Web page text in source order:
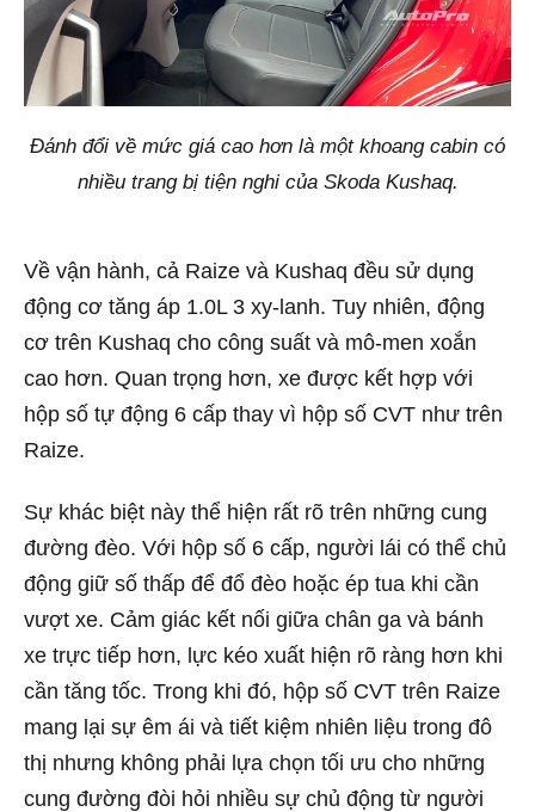
Đánh đổi về mức giá cao hơn là một khoang cabin có
nhiều trang bị tiện nghi của Skoda Kushaq.
Về vận hành, cả Raize và Kushaq đều sử dụng
động cơ tăng áp 1.0L 3 xy-lanh. Tuy nhiên, động
cơ trên Kushaq cho công suất và mô-men xoắn
cao hơn. Quan trọng hơn, xe được kết hợp với
hộp số tự động 6 cấp thay vì hộp số CVT như trên
Raize.
Sự khác biệt này thể hiện rất rõ trên những cung
đường đèo. Với hộp số 6 cấp, người lái có thể chủ
động giữ số thấp để đổ đèo hoặc ép tua khi cần
vượt xe. Cảm giác kết nối giữa chân ga và bánh
xe trực tiếp hơn, lực kéo xuất hiện rõ ràng hơn khi
cần tăng tốc. Trong khi đó, hộp số CVT trên Raize
mang lại sự êm ái và tiết kiệm nhiên liệu trong đô
thị nhưng không phải lựa chọn tối ưu cho những
cung đường đòi hỏi nhiều sự chủ động từ người